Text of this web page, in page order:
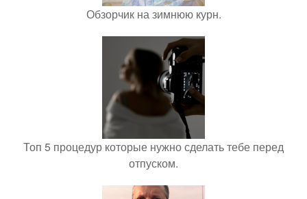
Обзорчик на зимнюю курн.
Топ 5 процедур которые нужно сделать тебе перед
отпуском.